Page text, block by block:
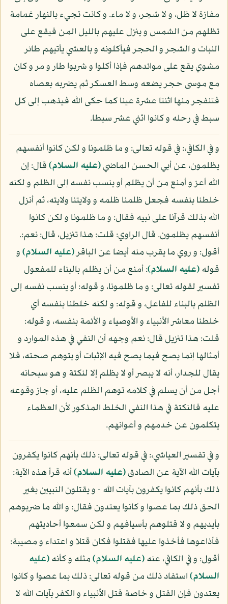
مفازة لا ظل، و لا شجر، و لا ماء. و كانت تجيء بالنهار غمامة
تظلهم من الشمس و ينزل عليهم بالليل المن فيقع على
النبات و الشجر و الحجر فيأكلونه و بالعشي يأتيهم طائر
مشوي يقع على موائدهم فإذا أكلوا و شربوا طار و مر و كان
مع موسى حجر يضعه وسط العسكر ثم يضربه بعصاه
فتنفجر منها اثنتا عشرة عينا كما حكى الله فيذهب إلى كل
سبط في رحله و كانوا اثني عشر سبطا.
و في الكافي،: في قوله تعالى: و ما ظلمونا و لكن كانوا أنفسهم
يظلمون، عن أبي الحسن الماضي(عليه السلام)قال: إن
الله أعز و أمنع من أن يظلم أو ينسب نفسه إلى الظلم و لكنه
خلطنا بنفسه فجعل ظلمنا ظلمه و ولايتنا ولايته، ثم أنزل
الله بذلك قرآنا على نبيه فقال: و ما ظلمونا و لكن كانوا
أنفسهم يظلمون. قال الراوي: قلت: هذا تنزيل، قال: نعم:.
أقول: و روي ما يقرب منه أيضا عن الباقر(عليه السلام)و
قوله(عليه السلام): أمنع من أن يظلم بالبناء للمفعول
تفسير لقوله تعالى: و ما ظلمونا، و قوله: أو ينسب نفسه إلى
الظلم بالبناء للفاعل، و قوله: و لكنه خلطنا بنفسه أي
خلطنا معاشر الأنبياء و الأوصياء و الأئمة بنفسه، و قوله:
قلت: هذا تنزيل قال: نعم وجهه أن النفي في هذه الموارد و
أمثالها إنما يصح فيما يصح فيه الإثبات أو يتوهم صحته، فلا
يقال للجدار، أنه لا يبصر أو لا يظلم إلا لنكتة و هو سبحانه
أجل من أن يسلم في كلامه توهم الظلم عليه، أو جاز وقوعه
عليه فالنكتة في هذا النفي الخلط المذكور لأن العظماء
يتكلمون عن خدمهم و أعوانهم.
و في تفسير العياشي،: في قوله تعالى: ذلك بأنهم كانوا يكفرون
بآيات الله الآية عن الصادق(عليه السلام)أنه قرأ هذه الآية:
ذلك بأنهم كانوا يكفرون بآيات الله - و يقتلون النبيين بغير
الحق ذلك بما عصوا و كانوا يعتدون فقال: و الله ما ضربوهم
بأيديهم و لا قتلوهم بأسيافهم و لكن سمعوا أحاديثهم
فأذاعوها فأخذوا عليها فقتلوا فكان قتلا و اعتداء و مصيبة:
أقول: و في الكافي، عنه(عليه السلام)مثله و كأنه(عليه
السلام)استفاد ذلك من قوله تعالى: ذلك بما عصوا و كانوا
يعتدون فإن القتل و خاصة قتل الأنبياء و الكفر بآيات الله لا